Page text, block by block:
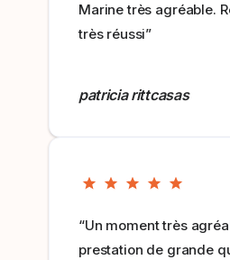
Marine très agréable.
très réussi”
patricia rittcasas
“Un moment très
prestation de grande